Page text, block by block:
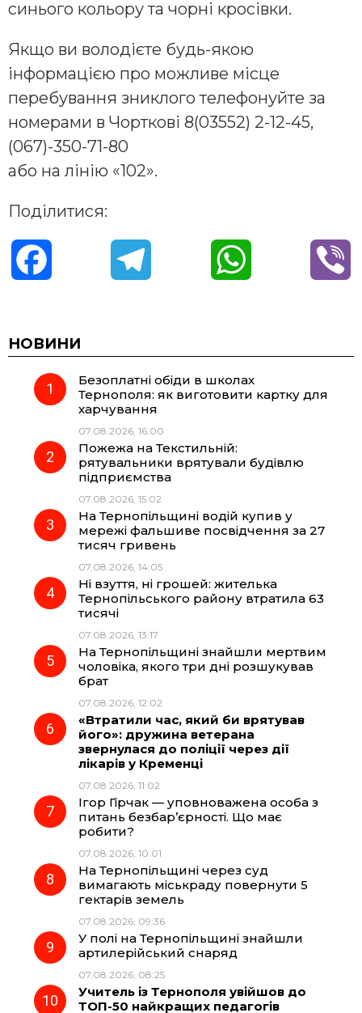
синього кольору та чорні кросівки.
Якщо ви володієте будь-якою
інформацією про можливе місце
перебування зниклого телефонуйте за
номерами в Чорткові 8(03552) 2-12-45,
(067)-350-71-80
або на лінію «102».
Поділитися:
c
e
o
k
e
r
a
m
t
A
НОВИНИ
Безоплатні обіди в школах
Тернополя: як виготовити картку для
харчування
07.08.2026, 16:00
Пожежа на Текстильній:
рятувальники врятували будівлю
підприємства
07.08.2026, 15:02
На Тернопільщині водій купив у
мережі фальшиве посвідчення за 27
тисяч гривень
07.08.2026, 14:05
Ні взуття, ні грошей: жителька
Тернопільського району втратила 63
тисячі
07.08.2026, 13:17
На Тернопільщині знайшли мертвим
чоловіка, якого три дні розшукував
брат
07.08.2026, 12:02
«Втратили час, який би врятував
його»: дружина ветерана
звернулася до поліції через дії
лікарів у Кременці
07.08.2026, 11:02
Ігор Гірчак — уповноважена особа з
питань безбар’єрності. Що має
робити?
07.08.2026, 10:01
На Тернопільщині через суд
вимагають міськраду повернути 5
гектарів земель
07.08.2026, 09:36
У полі на Тернопільщині знайшли
артилерійський снаряд
07.08.2026, 08:25
Учитель із Тернополя увійшов до
ТОП-50 найкращих педагогів